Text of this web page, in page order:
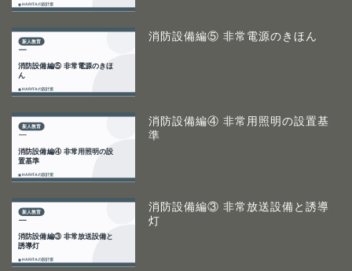
消防設備編⑤ 非常電源のきほん
消防設備編④ 非常用照明の設置基
準
消防設備編③ 非常放送設備と誘導
灯